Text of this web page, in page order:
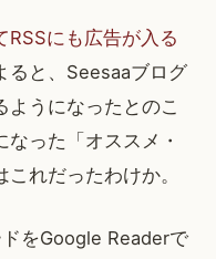
にも広告が入る
ると、Seesaaブログ
ようになったとのこ
った「オススメ・
れだったわけか。
をGoogle Readerで